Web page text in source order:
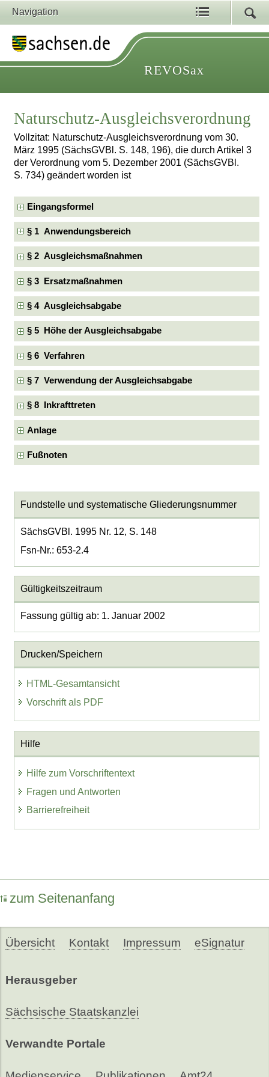
Navigation
REVOSax
Naturschutz-Ausgleichsverordnung
Vollzitat: Naturschutz-Ausgleichsverordnung vom 30.
März 1995 (SächsGVBl. S. 148, 196), die durch Artikel 3
der Verordnung vom 5. Dezember 2001 (SächsGVBl.
S. 734) geändert worden ist
Eingangsformel
§ 1 Anwendungsbereich
§ 2 Ausgleichsmaßnahmen
§ 3 Ersatzmaßnahmen
§ 4 Ausgleichsabgabe
§ 5 Höhe der Ausgleichsabgabe
§ 6 Verfahren
§ 7 Verwendung der Ausgleichsabgabe
§ 8 Inkrafttreten
Anlage
Fußnoten
Fundstelle und systematische Gliederungsnummer
SächsGVBl. 1995 Nr. 12, S. 148
Fsn-Nr.: 653-2.4
Gültigkeitszeitraum
Fassung gültig ab: 1. Januar 2002
Drucken/Speichern
HTML-Gesamtansicht
Vorschrift als PDF
Hilfe
Hilfe zum Vorschriftentext
Fragen und Antworten
Barrierefreiheit
zum Seitenanfang
Übersicht Kontakt Impressum eSignatur
Herausgeber
Sächsische Staatskanzlei
Verwandte Portale